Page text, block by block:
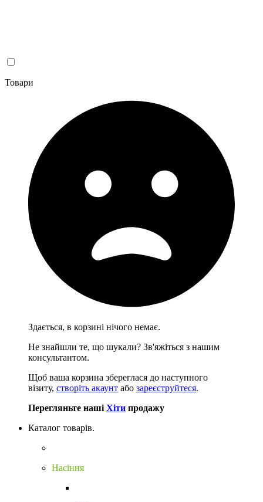
Товари
Здається, в корзині нічого немає.
Не знайшли те, що шукали? Зв'яжіться з нашим
консультантом.
Щоб ваша корзина збереглася до наступного
візиту, створіть акаунт або зареєструйтеся.
Перегляньте наші Хіти продажу
Каталог товарів.
Насіння